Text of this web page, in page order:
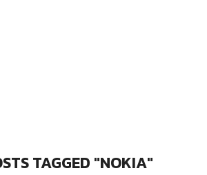
TAGGED "NOKIA"